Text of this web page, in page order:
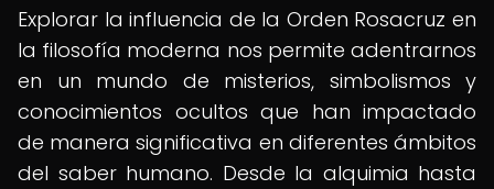
Explorar la influencia de la Orden Rosacruz en
la filosofía moderna nos permite adentrarnos
en un mundo de misterios, simbolismos y
conocimientos ocultos que han impactado
de manera significativa en diferentes ámbitos
del saber humano. Desde la alquimia hasta